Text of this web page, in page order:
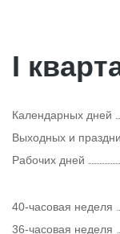
I
Календарных дней
Выходных и
Рабочих дней
40-часовая неделя
36-часовая неделя